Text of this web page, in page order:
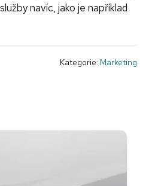
navíc, jako je například
Kategorie: Marketing